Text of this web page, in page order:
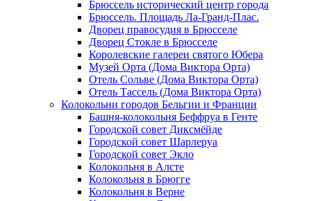
Брюссель исторический центр города
Брюссель. Площадь Ла-Гранд-Плас.
Дворец правосудия в Брюсселе
Дворец Стокле в Брюсселе
Королевские галереи святого Юбера
Музей Орта (Дома Виктора Орта)
Отель Сольве (Дома Виктора Орта)
Отель Тассель (Дома Виктора Орта)
Колокольни городов Бельгии и Франции
Башня-колокольня Беффруа в Генте
Городской совет Диксмёйде
Городской совет Шарлеруа
Городской совет Экло
Колокольня в Алсте
Колокольня в Брюгге
Колокольня в Верне